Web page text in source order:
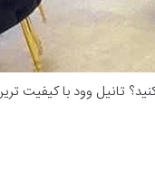
تانیل وود با کیفیت